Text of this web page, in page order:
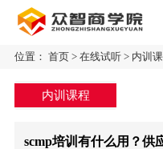
位置： 首页> 在线试听> 内训
内训课程
scmp培训有什么用？供